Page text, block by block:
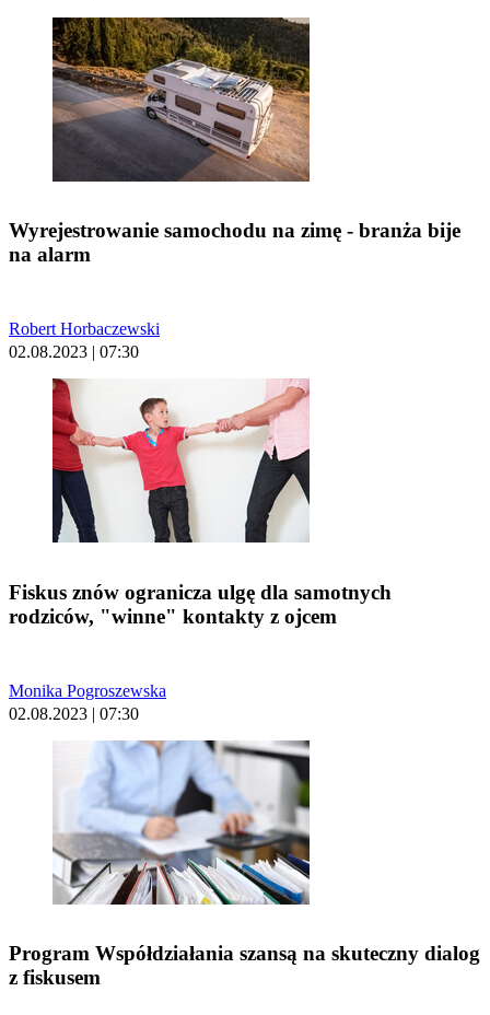
Wyrejestrowanie samochodu na zimę - branża bije
na alarm
Robert Horbaczewski
02.08.2023 | 07:30
Fiskus znów ogranicza ulgę dla samotnych
rodziców, "winne" kontakty z ojcem
Monika Pogroszewska
02.08.2023 | 07:30
Program Współdziałania szansą na skuteczny dialog
z fiskusem